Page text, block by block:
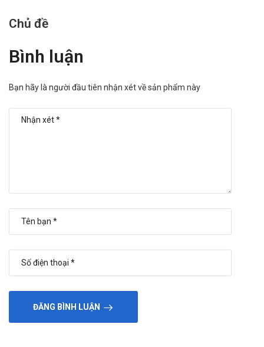
Hiện Thuốc Theophylin 100Mg - Hộp 2 vỉ x 15 viên đang được bày
tới những cơ sở uy tín để mua được sản phẩm với giá thành hợp lý
và có chất lượng tốt. Hiện nay, Thuốc Theophylin 100Mg - Hộp 2 vỉ
hàng dưới một số hình thức như sau:
Mua hàng trực tiếp tại cửa hàng
Mua hàng trên website
đồng hành, hợp tác cũng như ủng hộ Trường Anh Pharm trong
nâng cao chất lượng dịch vụ để có thể phục vụ Quý khách hàng
tốt hơn!"
Chủ đề
Bình luận
Bạn hãy là người đầu tiên nhận xét về sản phẩm này
ĐĂNG BÌNH LUẬN